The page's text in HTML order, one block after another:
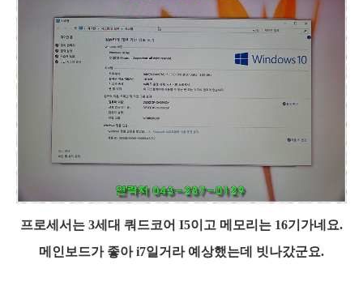
프로세서는 3세대 쿼드코어 I5이고 메모리는 16기가네요.
메인보드가 좋아 i7일거라 예상했는데 빗나갔군요.